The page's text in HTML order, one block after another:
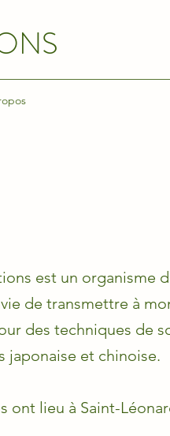
est un organisme
de transmettre à
des techniques de
japonaise et chinoise.
ont lieu à Saint-